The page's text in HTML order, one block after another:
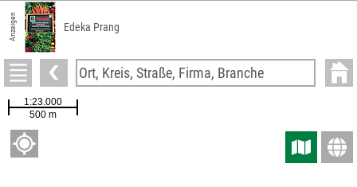
Anzeigen
Radiologie Berlin Schöneberg Dr. med. Michael Bress Prof. Dr. med. Tahir
Durmus